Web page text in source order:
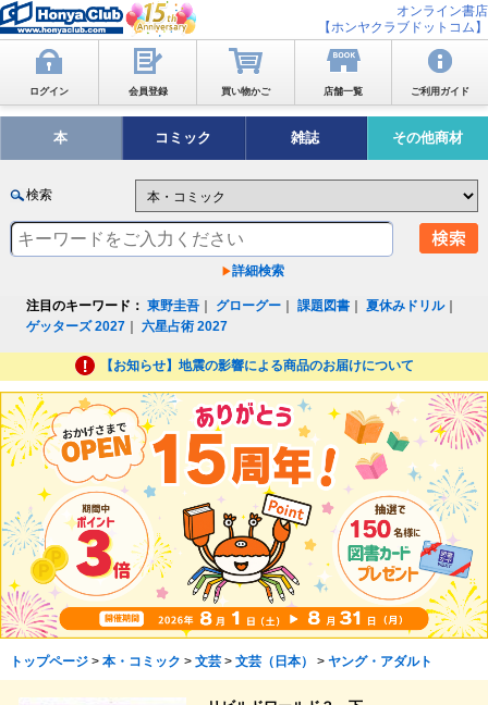
オンライン書店
【ホンヤクラブドットコム】
ログイン 会員登録 買い物かご 店舗一覧 ご利用ガイド
本 コミック 雑誌 その他商材
検索
詳細検索
注目のキーワード： 東野圭吾 グローグー ｜課題図書 ｜夏休みドリル｜
ゲッターズ 2027 ｜六星占術 2027
【お知らせ】地震の影響による商品のお届けについて
トップページ> 本・コミック > 文芸> 文芸（日本） > ヤング・アダルト